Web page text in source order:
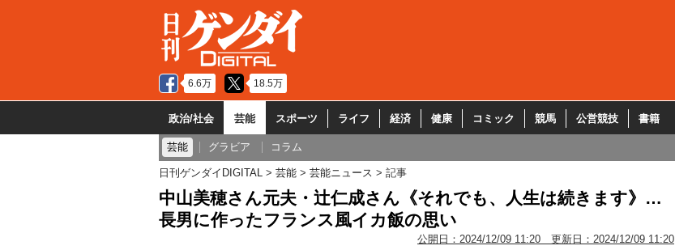
6.6万 18.5万
政治/社会 芸能 スポーツ ライフ 経済 健康 コミック 競馬 公営競技 書籍
芸能 グラビア コラム
日刊ゲンダイDIGITAL 芸能 芸能ニュース 記事
中山美穂さん元夫・辻仁成さん《それでも、人生は続きます》…
長男に作ったフランス風イカ飯の思い
公開日： 2024/12/09 11:20 更新日： 2024/12/09 11:20